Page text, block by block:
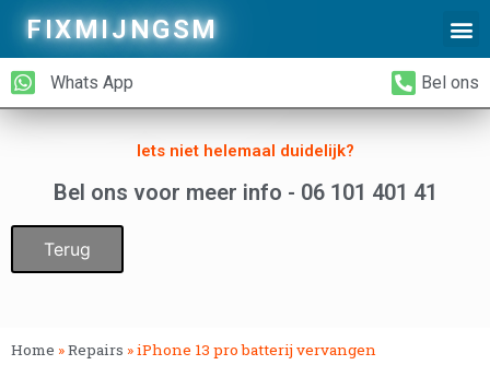
FIXMIJNGSM
Whats App Bel ons
Iets niet helemaal duidelijk?
Bel ons voor meer info - 06 101 401 41
Terug
Home »Repairs »iPhone 13 pro batterij vervangen